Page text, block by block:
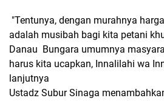
"Tentunya, dengan murahnya
adalah musibah bagi kita petani
Danau Bungara umumnya
harus kita ucapkan, Innalilahi wa
lanjutnya
Ustadz Subur Sinaga